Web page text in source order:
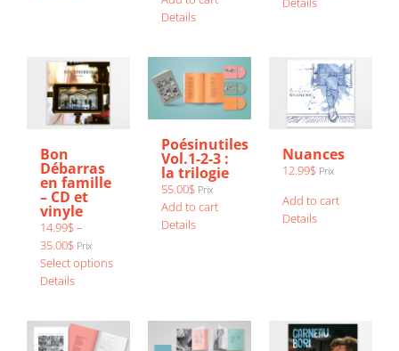
Details
Bon
Débarras
en famille
– CD et
vinyle
14.99$–
35.00$Price
range:
14.99$
Prix
Select optionsThis
variants.
Details
Poésinutiles
Vol.1-2-3 :
la trilogie
55.00$ Prix
Add to cart
Details
Nuances
12.99$ Prix
Add to cart
Details